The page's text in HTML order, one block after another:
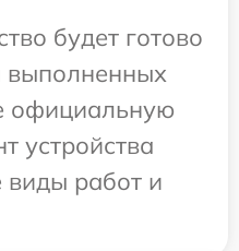
будет готово
выполненных
официальную
устройства
виды работ и